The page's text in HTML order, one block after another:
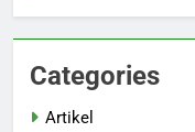
Categories
Artikel